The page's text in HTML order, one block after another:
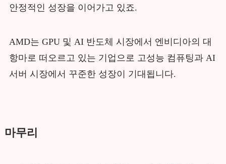
안정적인 성장을 이어가고 있죠.
AMD는 GPU 및 AI 반도체 시장에서 엔비디아의 대
항마로 떠오르고 있는 기업으로 고성능 컴퓨팅과 AI
서버 시장에서 꾸준한 성장이 기대됩니다.
마무리